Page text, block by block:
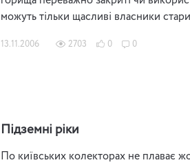
можуть тільки щасливі власники
13.11.2006 2703 0 0
Підземні ріки
По київських колекторах не плаває